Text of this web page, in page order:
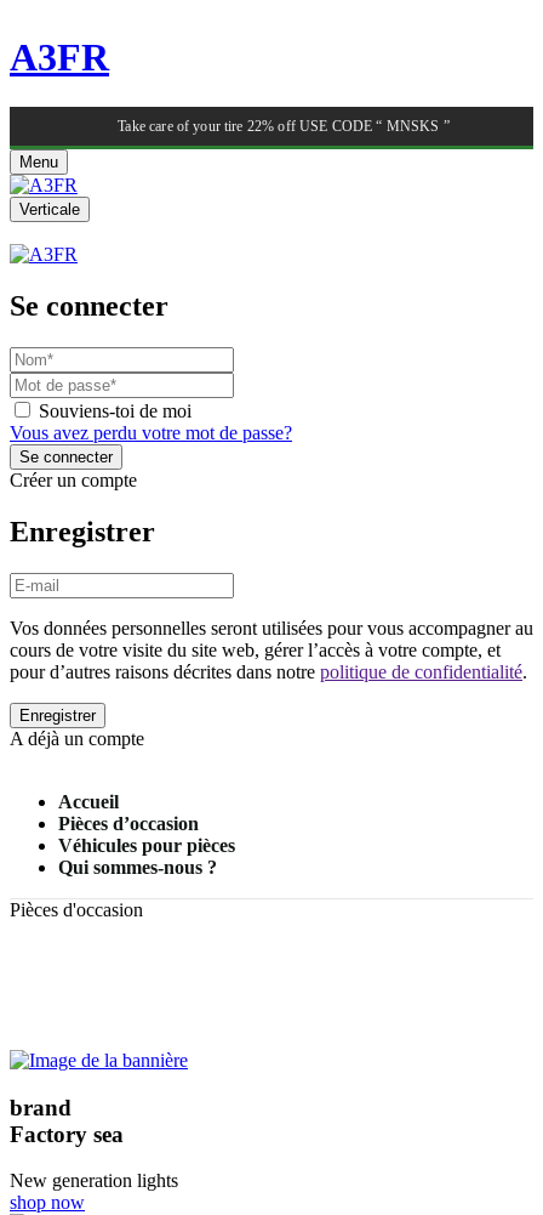
A3FR
Take care of your tire 22% off USE CODE “ MNSKS ”
Menu
Verticale
Se connecter
Souviens-toi de moi
Vous avez perdu votre mot de passe?
Créer un compte
Enregistrer
Vos données personnelles seront utilisées pour vous accompagner au
cours de votre visite du site web, gérer l’accès à votre compte, et
pour d’autres raisons décrites dans notre politique de confidentialité.
A déjà un compte
Accueil
Pièces d’occasion
Véhicules pour pièces
Qui sommes-nous ?
Pièces d'occasion
brand
Factory sea
New generation lights
shop now